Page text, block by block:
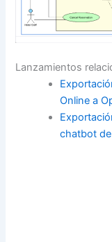
Lanzamientos
Online a
chatbot